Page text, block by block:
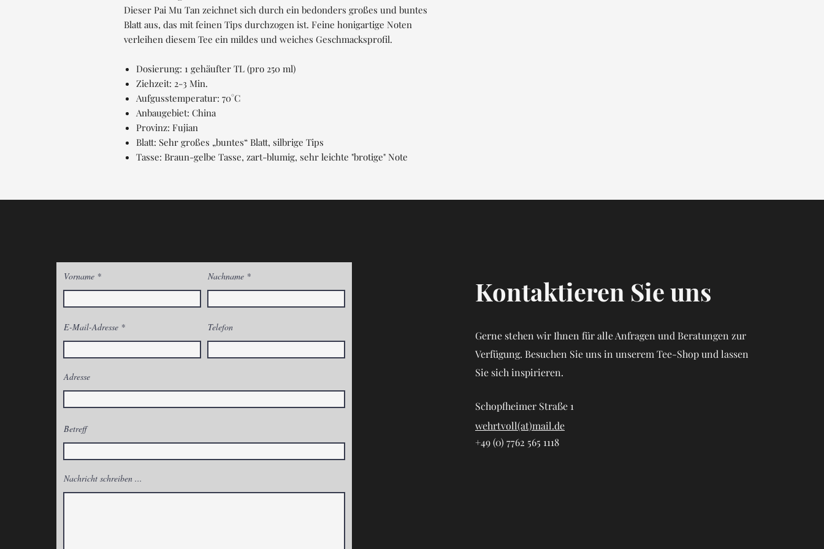
Dieser Pai Mu Tan zeichnet sich durch ein bedonders großes und buntes
Blatt aus, das mit feinen Tips durchzogen ist. Feine honigartige Noten
verleihen diesem Tee ein mildes und weiches Geschmacksprofil.
Dosierung: 1 gehäufter TL (pro 250 ml)
Ziehzeit: 2-3 Min.
Aufgusstemperatur: 70°C
Anbaugebiet: China
Provinz: Fujian
Blatt: Sehr großes „buntes“ Blatt, silbrige Tips
Tasse: Braun-gelbe Tasse, zart-blumig, sehr leichte "brotige" Note
Vorname Nachname
E-Mail-Adresse Telefon
Adresse
Betreff
Nachricht schreiben ...
Kontaktieren Sie uns
Gerne stehen wir Ihnen für alle Anfragen und Beratungen zur
Verfügung. Besuchen Sie uns in unserem Tee-Shop und lassen
Sie sich inspirieren.
Schopfheimer Straße 1
wehrtvoll(at)mail.de
+49 (0) 7762 565 1118